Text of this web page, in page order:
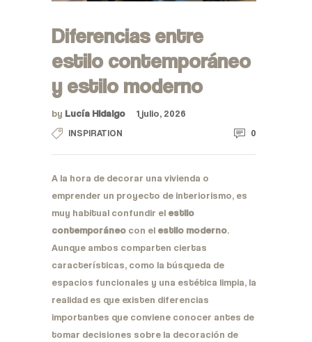
Diferencias entre
estilo contemporáneo
y estilo moderno
by Lucía Hidalgo 1 julio, 2026
INSPIRATION 0
A la hora de decorar una vivienda o
emprender un proyecto de interiorismo, es
muy habitual confundir el estilo
contemporáneo con el estilo moderno.
Aunque ambos comparten ciertas
características, como la búsqueda de
espacios funcionales y una estética limpia, la
realidad es que existen diferencias
importantes que conviene conocer antes de
tomar decisiones sobre la decoración de